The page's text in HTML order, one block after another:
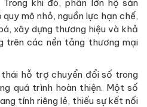
Trong khi đó, phần lớn hộ sản
mô nhỏ, nguồn lực hạn chế,
xây dựng thương hiệu và khả
trên các nền tảng thương mại
hỗ trợ chuyển đổi số trong
quá trình hoàn thiện. Một số
tính riêng lẻ, thiếu sự kết nối